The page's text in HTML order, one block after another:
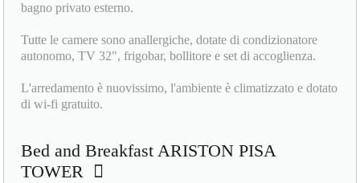
bagno privato esterno.
Tutte le camere sono anallergiche, dotate di condizionatore
autonomo, TV 32", frigobar, bollitore e set di accoglienza.
L'arredamento è nuovissimo, l'ambiente è climatizzato e dotato
di wi-fi gratuito.
Bed and Breakfast ARISTON PISA
TOWER